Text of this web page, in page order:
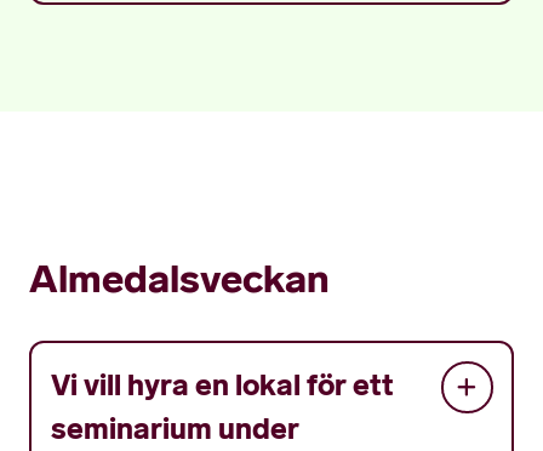
Almedalsveckan
Vi vill hyra en lokal för ett
seminarium under